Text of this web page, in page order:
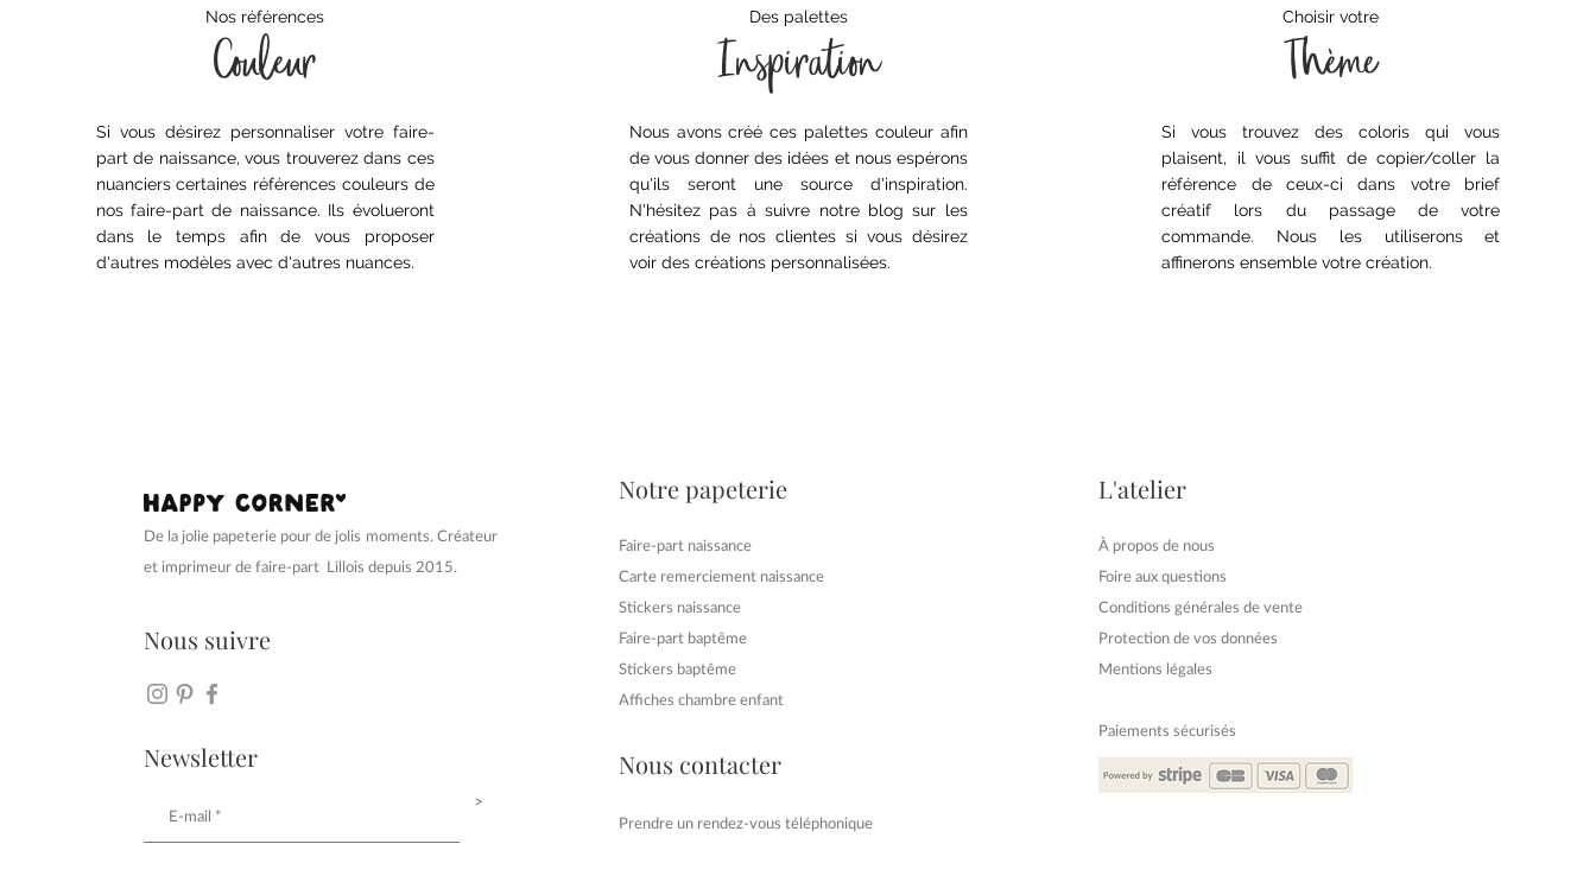
Nos références
Couleur
Si vous désirez personnaliser votre faire-
part de naissance, vous trouverez dans ces
nuanciers certaines références couleurs de
nos faire-part de naissance. Ils évolueront
dans le temps afin de vous proposer
d'autres modèles avec d'autres nuances.
Des palettes
Inspiration
Nous avons créé ces palettes couleur afin
de vous donner des idées et nous espérons
qu'ils seront une source d'inspiration.
N'hésitez pas à suivre notre blog sur les
créations de nos clientes si vous désirez
voir des créations personnalisées.
Choisir votre
Thème
Si vous trouvez des coloris qui vous
plaisent, il vous suffit de copier/coller la
référence de ceux-ci dans votre brief
créatif lors du passage de votre
commande. Nous les utiliserons et
affinerons ensemble votre création.
De la jolie papeterie pour de jolis moments. Créateur
et imprimeur de faire-part Lillois depuis 2015.
Nous suivre
Newsletter
>
Notre papeterie
Faire-part naissance
Carte remerciement naissance
Stickers naissance
Faire-part baptême
Stickers baptême
Affiches chambre enfant
Nous contacter
Prendre un rendez-vous téléphonique
L'atelier
À propos de nous
Foire aux questions
Conditions générales de vente
Protection de vos données
​Mentions légales
Paiements sécurisés